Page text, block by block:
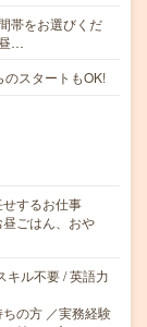
帯をお選びくだ
…
スタートもOK!
するお仕事
ごはん、おや
キル不要 / 英語力
の方 ／実務経験